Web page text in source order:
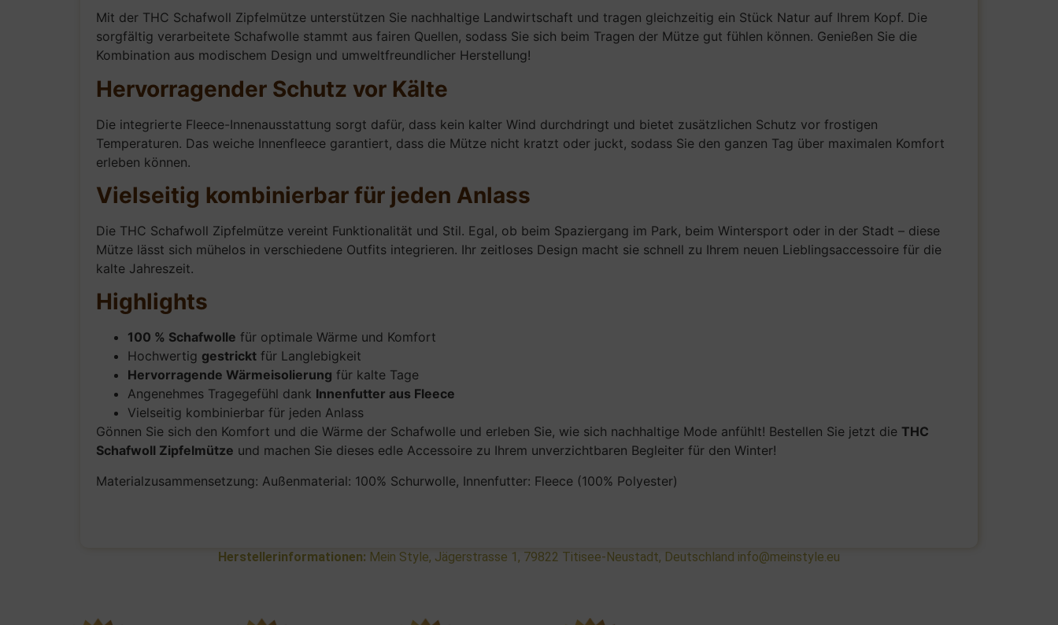
Mit der THC Schafwoll Zipfelmütze unterstützen Sie nachhaltige Landwirtschaft und tragen gleichzeitig ein Stück Natur auf Ihrem Kopf. Die
sorgfältig verarbeitete Schafwolle stammt aus fairen Quellen, sodass Sie sich beim Tragen der Mütze gut fühlen können. Genießen Sie die
Kombination aus modischem Design und umweltfreundlicher Herstellung!
Hervorragender Schutz vor Kälte
Die integrierte Fleece-Innenausstattung sorgt dafür, dass kein kalter Wind durchdringt und bietet zusätzlichen Schutz vor frostigen
Temperaturen. Das weiche Innenfleece garantiert, dass die Mütze nicht kratzt oder juckt, sodass Sie den ganzen Tag über maximalen Komfort
erleben können.
Vielseitig kombinierbar für jeden Anlass
Die THC Schafwoll Zipfelmütze vereint Funktionalität und Stil. Egal, ob beim Spaziergang im Park, beim Wintersport oder in der Stadt – diese
Mütze lässt sich mühelos in verschiedene Outfits integrieren. Ihr zeitloses Design macht sie schnell zu Ihrem neuen Lieblingsaccessoire für die
kalte Jahreszeit.
Highlights
100 % Schafwolle für optimale Wärme und Komfort
Hochwertig gestrickt für Langlebigkeit
Hervorragende Wärmeisolierung für kalte Tage
Angenehmes Tragegefühl dank Innenfutter aus Fleece
Vielseitig kombinierbar für jeden Anlass
Gönnen Sie sich den Komfort und die Wärme der Schafwolle und erleben Sie, wie sich nachhaltige Mode anfühlt! Bestellen Sie jetzt die THC
Schafwoll Zipfelmütze und machen Sie dieses edle Accessoire zu Ihrem unverzichtbaren Begleiter für den Winter!
Materialzusammensetzung: Außenmaterial: 100% Schurwolle, Innenfutter: Fleece (100% Polyester)
Herstellerinformationen: Mein Style, Jägerstrasse 1, 79822 Titisee-Neustadt, Deutschland info@meinstyle.eu